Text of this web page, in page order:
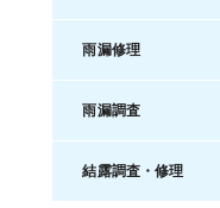
雨漏修理
雨漏調査
結露調査・修理